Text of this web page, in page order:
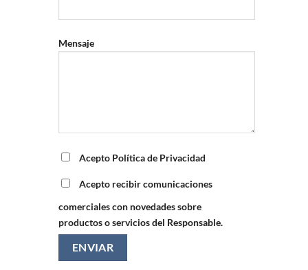
Mensaje
Acepto Política de Privacidad
Acepto recibir comunicaciones
comerciales con novedades sobre
productos o servicios del Responsable.